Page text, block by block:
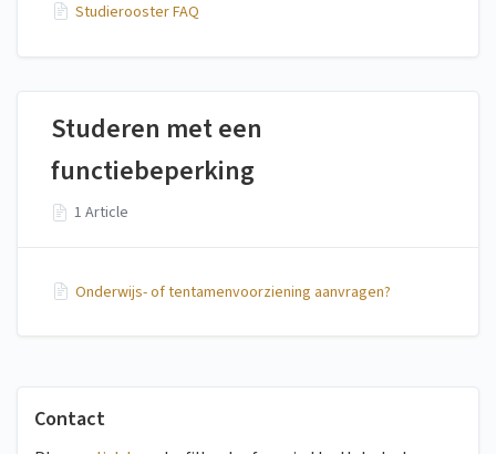
Contact
Studierooster FAQ
Studeren met een
functiebeperking
1 Article
Onderwijs- of tentamenvoorziening aanvragen?